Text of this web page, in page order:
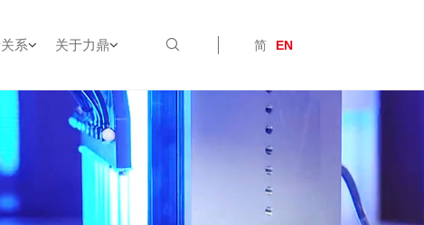
系 关于力鼎 简 EN